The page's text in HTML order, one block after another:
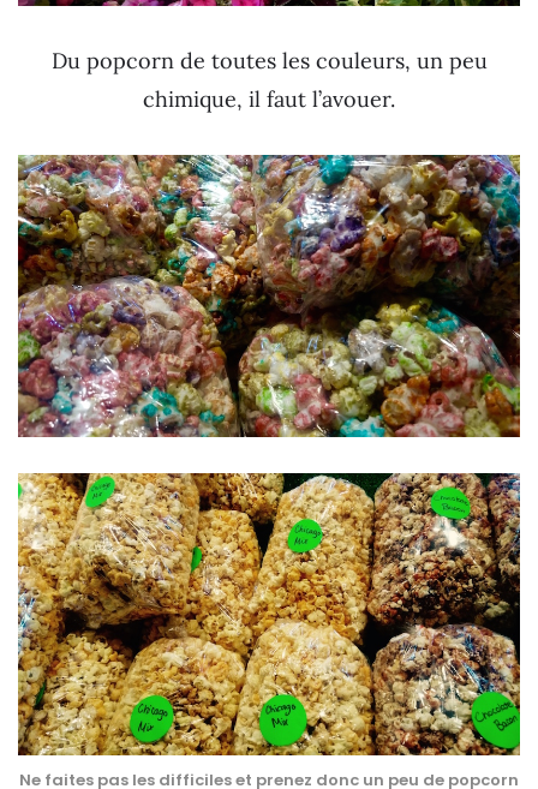
Du popcorn de toutes les couleurs, un peu
chimique, il faut l’avouer.
Ne faites pas les difficiles et prenez donc un peu de popcorn